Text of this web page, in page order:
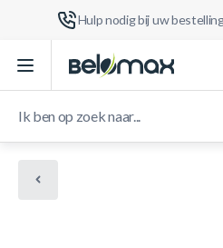
Hulp nodig bij uw
Ga naar de inhoud